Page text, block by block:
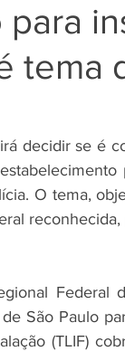
tema
decidir se é
O tema,
Federal
São Paulo
(TLIF)